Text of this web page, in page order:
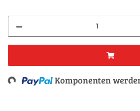
Loading... Komponenten